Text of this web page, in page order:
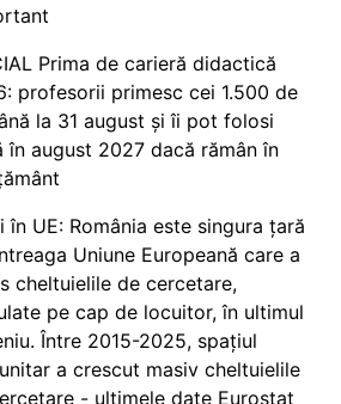
Prima de carieră didactică
profesorii primesc cei 1.500 de
la 31 august și îi pot folosi
în august 2027 dacă rămân în
în UE: România este singura țară
Uniune Europeană care a
cheltuielile de cercetare,
pe cap de locuitor, în ultimul
Între 2015-2025, spațiul
a crescut masiv cheltuielile
- ultimele date Eurostat